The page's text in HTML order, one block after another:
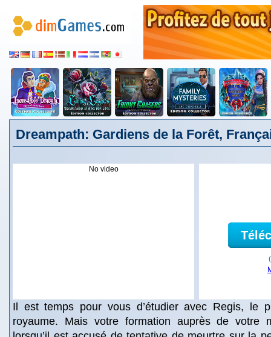
Dreampath: Gardiens de la Forêt,
No video
Il est temps pour vous d’étudier avec Regis, le
royaume. Mais votre formation auprès de votre